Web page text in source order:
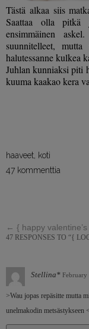
Tästä alkaa siis
Saattaa olla pitkä
ensimmäinen
suunnitelleet,
halutessanne kulkea
Juhlan kunniaksi piti
kuuma kaakao kera
haaveet, koti
47 kommenttia
← { happy
47 RESPONSES TO “{
Stellina*
>Wau jopas repäsitte mutta
unelmakodin metsästykseen